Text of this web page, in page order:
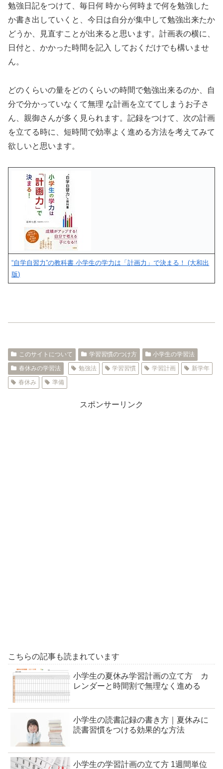
勉強日記をつけて、毎日何 時から何時まで何を勉強した
か書き出していくと、今日は自分が集中して勉強出来たか
どうか、見直すことが出来ると思います。計画表の横に、
日付と、かかった時間を記入 しておくだけでも構いませ
ん。
どのくらいの量をどのくらいの時間で勉強出来るのか、自
分で分かっていなくて無理 な計画を立ててしまうお子さ
ん、親御さんが多く見られます。記録をつけて、次の計画
を立てる時に、短時間で効率よく進める方法を考えてみて
欲しいと思います。
“自学自習力”の教科書 小学生の学力は「計画力」で決まる！ (大和出
版)
このサイトについて 学習習慣のつけ方
小学生の学習法
春休みの学習法
勉強法 学習習慣 学習計画
新学年
春休み
準備
スポンサーリンク
こちらの記事も読まれています
小学生の夏休み学習計画の立て方 カ
レンダーと時間割で無理なく進める
小学生の読書記録の書き方｜夏休みに
読書習慣をつける効果的な方法
小学生の学習計画の立て方 1週間単位